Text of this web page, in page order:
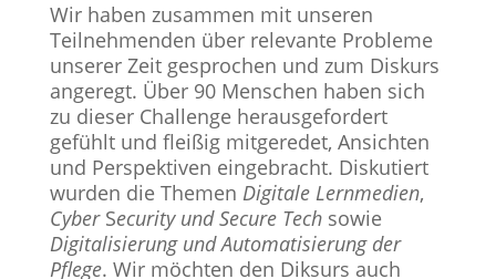
Wir haben zusammen mit unseren
Teilnehmenden über relevante Probleme
unserer Zeit gesprochen und zum Diskurs
angeregt. Über 90 Menschen haben sich
zu dieser Challenge herausgefordert
gefühlt und fleißig mitgeredet, Ansichten
und Perspektiven eingebracht. Diskutiert
wurden die Themen Digitale Lernmedien,
CyberSecurity und Secure Techsowie
Digitalisierung und Automatisierung der
Pflege. Wir möchten den Diksurs auch